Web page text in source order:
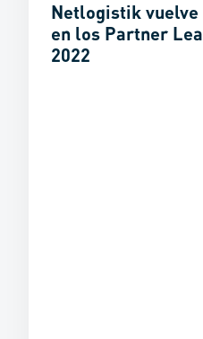
Netlogistik
en los Partner
2022